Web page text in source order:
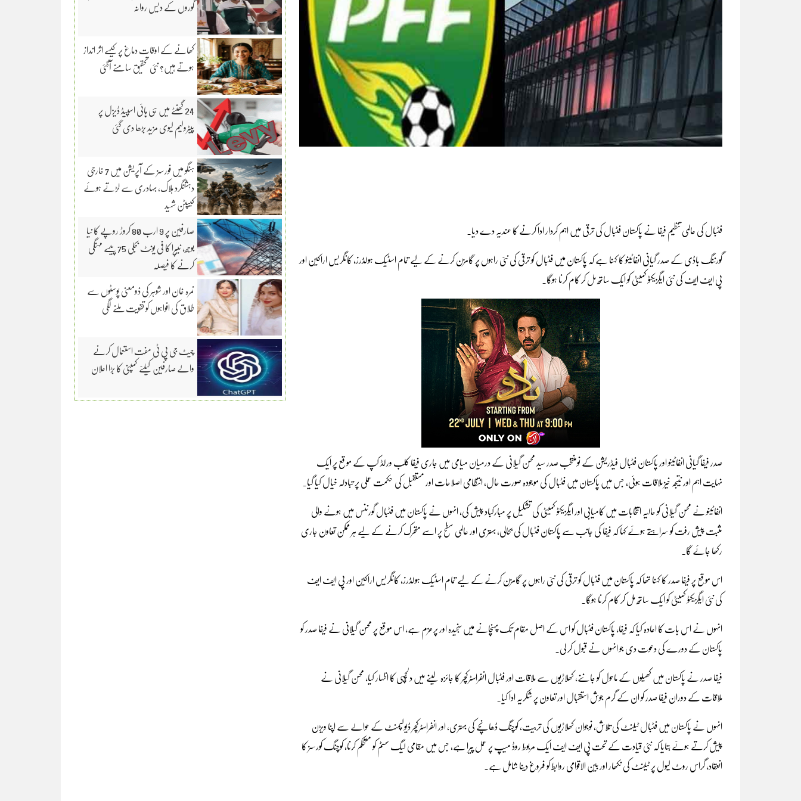
فٹبال کی عالمی تنظیم فیفا نے پاکستان فٹبال کی ترقی میں اہم کردار ادا کرنے کا عندیہ دے دیا۔
گورننگ باڈی کے صدر گیانی انفاٹینو کا کہنا ہے کہ پاکستان میں فٹبال کو ترقی کی نئی راہوں پر گامزن کرنے کے لیے تمام اسٹیک ہولڈرز، کانگریس اراکین اور
پی ایف ایف کی نئی ایگزیکٹو کمیٹی کو ایک ساتھ مل کر کام کرنا ہوگا۔
صدر فیفا گیانی انفاٹینو اور پاکستان فٹبال فیڈریشن کے نومنتخب صدر سید محسن گیلانی کے درمیان میامی میں جاری فیفا کلب ورلڈ کپ کے موقع پر ایک
نہایت اہم اور نتیجہ خیز ملاقات ہوئی، جس میں پاکستان میں فٹبال کی موجودہ صورت حال، انتظامی اصلاحات اور مستقبل کی حکمت عملی پر تبادلہ خیال کیا گیا۔
انفاٹینو نے محسن گیلانی کو حالیہ انتخابات میں کامیابی اور ایگزیکٹو کمیٹی کی تشکیل پر مبارکباد پیش کی، انہوں نے پاکستان میں فٹبال گورننس میں ہونے والی
مثبت پیش رفت کو سراہتے ہوئے کہا کہ فیفا کی جانب سے پاکستان فٹبال کی بحالی، بہتری اور عالمی سطح پر اسے متحرک کرنے کے لیے ہر ممکن تعاون جاری
رکھا جائے گا۔
اس موقع پر فیفا صدر کا کہنا تھا کہ پاکستان میں فٹبال کو ترقی کی نئی راہوں پر گامزن کرنے کے لیے تمام اسٹیک ہولڈرز، کانگریس اراکین اور پی ایف ایف
کی نئی ایگزیکٹو کمیٹی کو ایک ساتھ مل کر کام کرنا ہوگا۔
انہوں نے اس بات کا اعادہ کیا کہ فیفا، پاکستان فٹبال کو اس کے اصل مقام تک پہنچانے میں سنجیدہ اور پرعزم ہے، اس موقع پر محسن گیلانی نے فیفا صدر کو
پاکستان کے دورے کی دعوت دی جو انہوں نے قبول کر لی۔
فیفا صدر نے پاکستان میں کھیلوں کے ماحول کو جاننے، کھلاڑیوں سے ملاقات اور فٹبال انفراسٹرکچر کا جائزہ لینے میں دلچسپی کا اظہار کیا، محسن گیلانی نے
ملاقات کے دوران فیفا صدر کو ان کے گرم جوش استقبال اور تعاون پر شکریہ ادا کیا۔
انہوں نے پاکستان میں فٹبال ٹیلنٹ کی تلاش، نوجوان کھلاڑیوں کی تربیت، کوچنگ ڈھانچے کی بہتری، اور انفراسٹرکچر ڈیولپمنٹ کے حوالے سے اپنا ویڑن
پیش کرتے ہوئے بتایا کہ نئی قیادت کے تحت پی ایف ایف ایک مربوط روڈ میپ پر عمل پیرا ہے، جس میں مقامی لیگ سسٹم کو مستحکم کرنا، کوچنگ کورسز کا
انعقاد، گراس روٹ لیول پر ٹیلنٹ کی نکھار اور بین الاقوامی روابط کو فروغ دینا شامل ہے۔
گوروں کے دیس روانہ
کھانے کے اوقات دماغ پر کیسے اثر انداز
ہوتے ہیں؟ نئی تحقیق سامنے آگئی
24 گھنٹے میں ہی ہائی اسپیڈ ڈیزل پر
پیٹرولیم لیوی مزید بڑھا دی گئی
ہنگو میں فورسز کے آپریشن میں 7 خارجی
دہشتگرد ہلاک، بہادری سے لڑتے ہوئے
کیپٹن شہید
صارفین پر 9 ارب 80 کروڑ روپے کا نیا
بوجھ، نیپرا کا فی یونٹ بجلی 75 پیسے مہنگی
کرنے کا فیصلہ
نمرہ خان اور شوہر کی ذومعنی پوسٹوں سے
طلاق کی افواہوں کو تقویت ملنے لگی
چیٹ جی پی ٹی مفت استعمال کرنے
والے صارفین کیلئے کمپنی کا بڑا اعلان